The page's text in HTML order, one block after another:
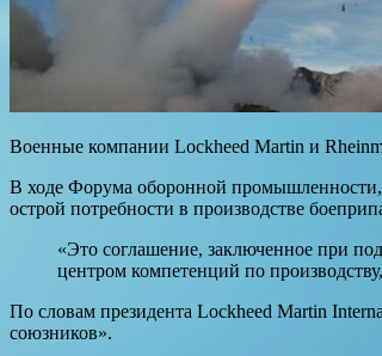
Военные компании Lockheed Martin и
В ходе Форума оборонной
острой потребности в производстве
«Это соглашение, заключенное при
центром компетенций по
По словам президента Lockheed Martin
союзников».